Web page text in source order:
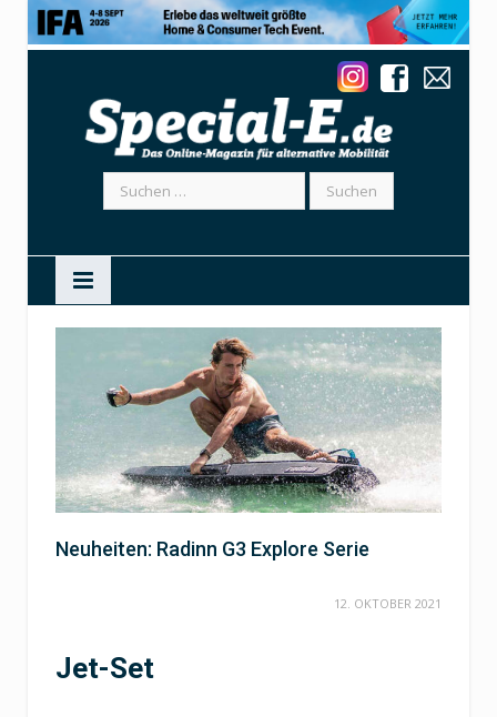
Suchen
nach:
Neuheiten: Radinn G3 Explore Serie
12. OKTOBER 2021
Jet-Set